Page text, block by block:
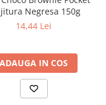
Negresa 150g
14,44 Lei
ADAUGA IN COS